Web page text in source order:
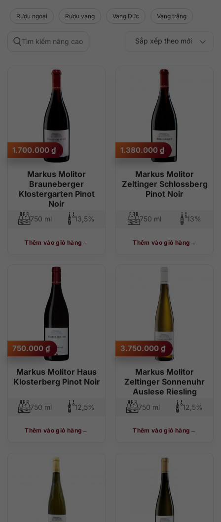
Rượu ngoại Rượu vang Vang Đức Vang trắng
Tìm kiếm nâng cao Sắp xếp theo
Sắp xếp theo mới
Markus Molitor
Brauneberger
Klostergarten Pinot
Noir
1.700.000 ₫
750 ml 13,5%
Thêm vào giỏ hàng
Markus Molitor
Zeltinger Schlossberg
Pinot Noir
1.380.000 ₫
750 ml 13%
Thêm vào giỏ hàng
Markus Molitor Haus
Klosterberg Pinot Noir
750.000 ₫
750 ml 12,5%
Thêm vào giỏ hàng
Markus Molitor
Zeltinger Sonnenuhr
Auslese Riesling
3.750.000 ₫
750 ml 12,5%
Thêm vào giỏ hàng